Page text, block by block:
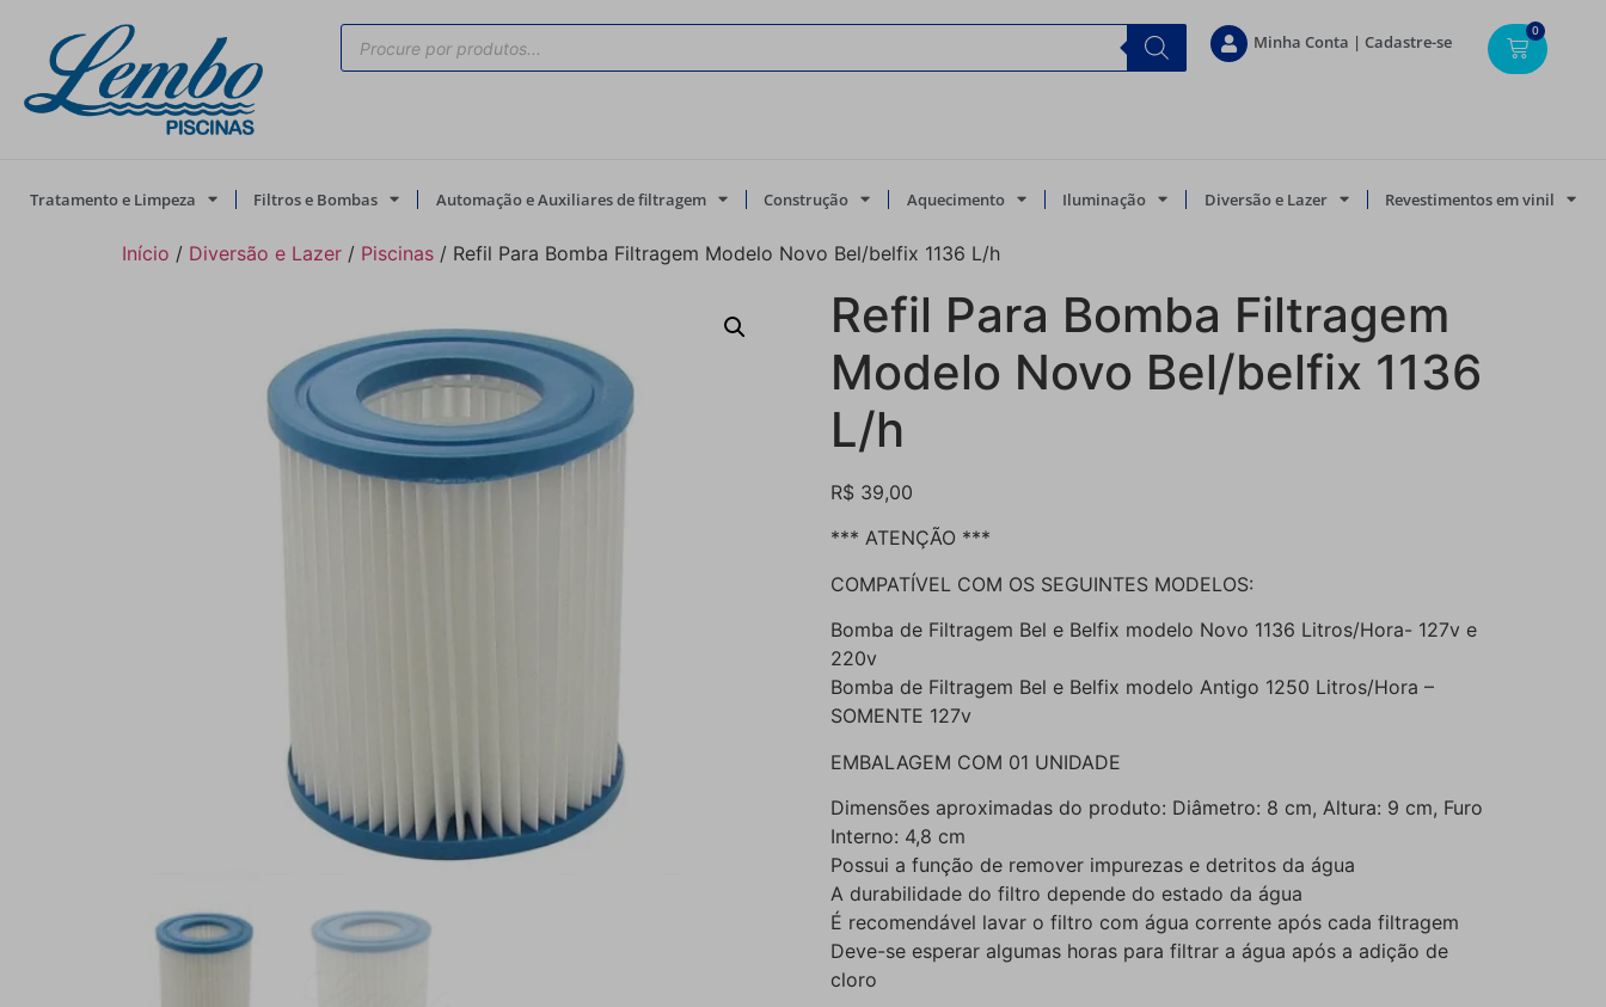
Minha Conta | Cadastre-se
0
Tratamento e Limpeza Filtros e Bombas Automação e Auxiliares de filtragem Construção Aquecimento Iluminação Diversão e Lazer Revestimentos em vinil
Início / Diversão e Lazer / Piscinas / Refil Para Bomba Filtragem Modelo Novo Bel/belfix 1136 L/h
Refil Para Bomba Filtragem
Modelo Novo Bel/belfix 1136
L/h
R$39,00
*** ATENÇÃO ***
COMPATÍVEL COM OS SEGUINTES MODELOS:
Bomba de Filtragem Bel e Belfix modelo Novo 1136 Litros/Hora- 127v e
220v
Bomba de Filtragem Bel e Belfix modelo Antigo 1250 Litros/Hora –
SOMENTE 127v
EMBALAGEM COM 01 UNIDADE
Dimensões aproximadas do produto: Diâmetro: 8 cm, Altura: 9 cm, Furo
Interno: 4,8 cm
Possui a função de remover impurezas e detritos da água
A durabilidade do filtro depende do estado da água
É recomendável lavar o filtro com água corrente após cada filtragem
Deve-se esperar algumas horas para filtrar a água após a adição de
cloro